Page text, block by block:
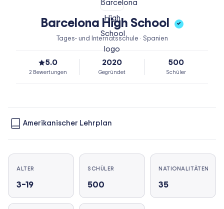
Barcelona High School ✓
Tages- und Internatsschule · Spanien
5.0
2 Bewertungen
2020
Gegründet
500
Schüler
Amerikanischer Lehrplan
ALTER
3–19
SCHÜLER
500
NATIONALITÄTEN
35